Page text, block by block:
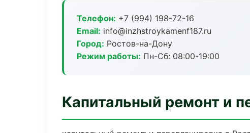
Телефон: +7 (994) 198-72-16
Email: info@inzhstroykamenf187.ru
Город: Ростов-на-Дону
Режим работы: Пн-Сб: 08:00-19:00
Капитальный ремонт и